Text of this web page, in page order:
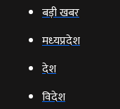
बड़ी खबर
मध्‍यप्रदेश
देश
विदेश